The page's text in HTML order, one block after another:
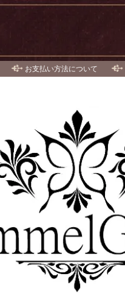
お支払い方法について